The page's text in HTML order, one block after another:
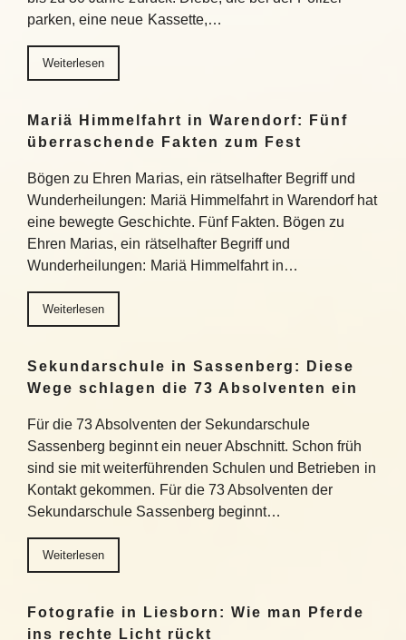
parken, eine neue Kassette,…
Weiterlesen
Mariä Himmelfahrt in Warendorf: Fünf
überraschende Fakten zum Fest
Bögen zu Ehren Marias, ein rätselhafter Begriff und
Wunderheilungen: Mariä Himmelfahrt in Warendorf hat
eine bewegte Geschichte. Fünf Fakten. Bögen zu
Ehren Marias, ein rätselhafter Begriff und
Wunderheilungen: Mariä Himmelfahrt in…
Weiterlesen
Sekundarschule in Sassenberg: Diese
Wege schlagen die 73 Absolventen ein
Für die 73 Absolventen der Sekundarschule
Sassenberg beginnt ein neuer Abschnitt. Schon früh
sind sie mit weiterführenden Schulen und Betrieben in
Kontakt gekommen. Für die 73 Absolventen der
Sekundarschule Sassenberg beginnt…
Weiterlesen
Fotografie in Liesborn: Wie man Pferde
ins rechte Licht rückt